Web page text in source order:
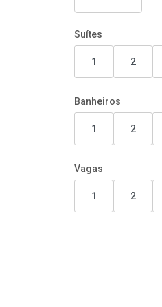
Suítes
1 2
Banheiros
1 2
Vagas
1 2